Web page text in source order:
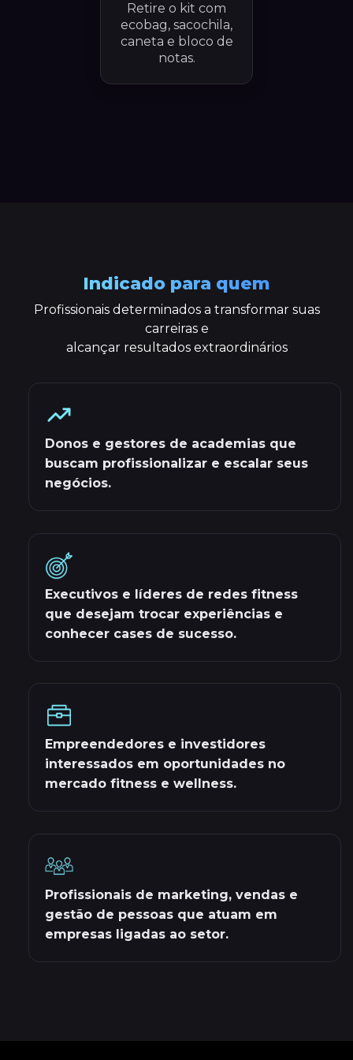
Retire o kit com
ecobag, sacochila,
caneta e bloco de
notas.
Indicado para quem
Profissionais determinados a transformar suas
carreiras e
alcançar resultados extraordinários
Donos e gestores de academias que
buscam profissionalizar e escalar seus
negócios.
Executivos e líderes de redes fitness
que desejam trocar experiências e
conhecer cases de sucesso.
Empreendedores e investidores
interessados em oportunidades no
mercado fitness e wellness.
Profissionais de marketing, vendas e
gestão de pessoas que atuam em
empresas ligadas ao setor.